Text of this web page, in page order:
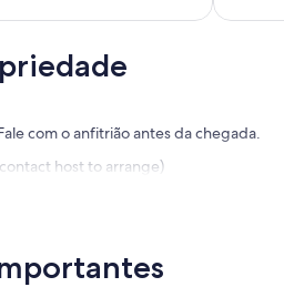
com o anfitrião antes da chegada.
host to arrange)